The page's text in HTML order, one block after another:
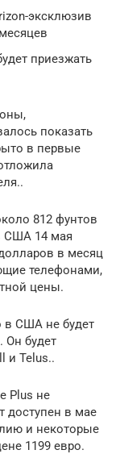
эксклюзив
приезжать
показать
в первые
812 фунтов
США 14 мая
в месяц
телефонами,
цены.
в США не будет
Он будет
и Telus..
Plus не
доступен в мае
и некоторые
1199 евро.